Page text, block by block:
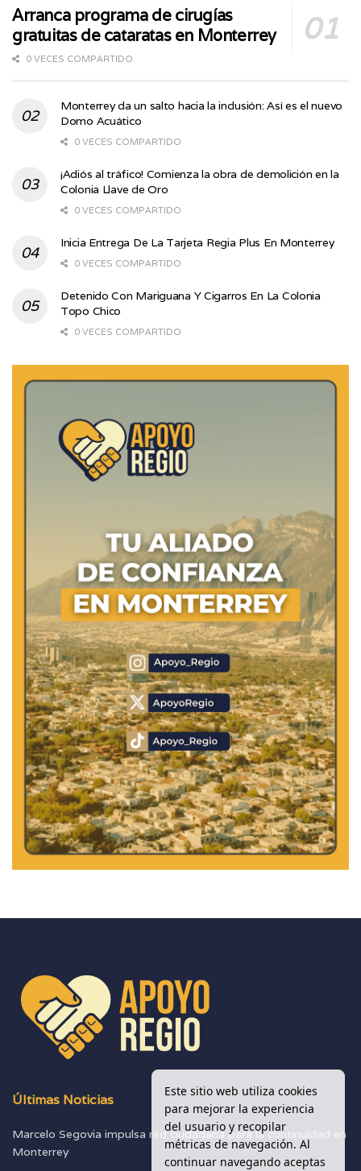
Arranca programa de cirugías
gratuitas de cataratas en Monterrey
0 VECES COMPARTIDO
Monterrey da un salto hacia la inclusión: Así es el nuevo
Domo Acuático
0 VECES COMPARTIDO
¡Adiós al tráfico! Comienza la obra de demolición en la
Colonia Llave de Oro
0 VECES COMPARTIDO
Inicia Entrega De La Tarjeta Regia Plus En Monterrey
0 VECES COMPARTIDO
Detenido Con Mariguana Y Cigarros En La Colonia
Topo Chico
0 VECES COMPARTIDO
Últimas Noticias
Marcelo Segovia impulsa red ciudadana para la continuidad en
Monterrey
Este sitio web utiliza cookies
para mejorar la experiencia
del usuario y recopilar
métricas de navegación. Al
continuar navegando aceptas